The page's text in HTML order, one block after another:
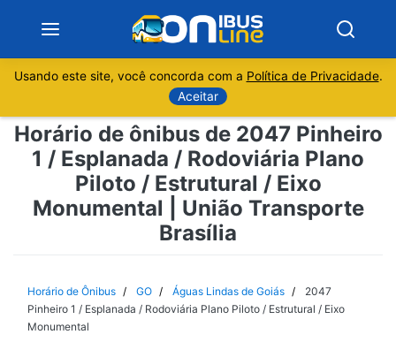
Sobre
Minas Gerais
Espírito Santo
Usando este site, você concorda com a Política de Privacidade.
Aceitar
Horário de ônibus de 2047 Pinheiro
1 / Esplanada / Rodoviária Plano
Piloto / Estrutural / Eixo
Monumental | União Transporte
Brasília
Horário de Ônibus GO Águas Lindas de Goiás
2047
Pinheiro 1 / Esplanada / Rodoviária Plano Piloto / Estrutural / Eixo
Monumental